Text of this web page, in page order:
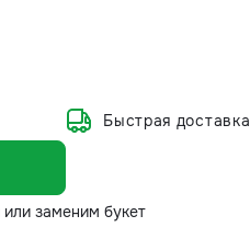
Быстрая доставка
заменим букет